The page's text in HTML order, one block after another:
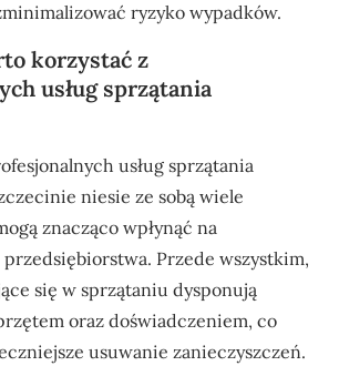
ryzyko wypadków.
korzystać z
usług sprzątania
usług sprzątania
niesie ze sobą wiele
znacząco wpłynąć na
Przede wszystkim,
się w sprzątaniu dysponują
oraz doświadczeniem, co
usuwanie zanieczyszczeń.